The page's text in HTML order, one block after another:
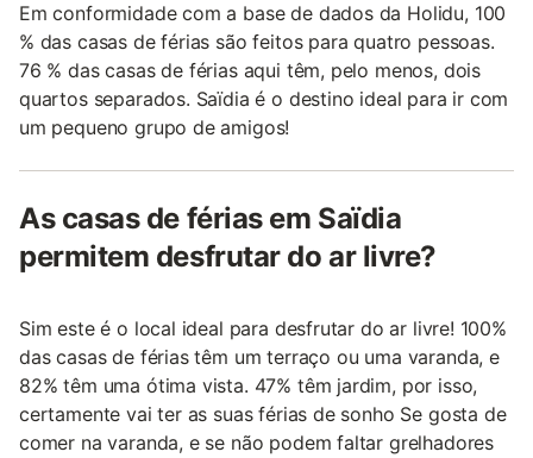
Em conformidade com a base de dados da Holidu, 100
% das casas de férias são feitos para quatro pessoas.
76 % das casas de férias aqui têm, pelo menos, dois
quartos separados. Saïdia é o destino ideal para ir com
um pequeno grupo de amigos!
As casas de férias em Saïdia
permitem desfrutar do ar livre?
Sim este é o local ideal para desfrutar do ar livre! 100%
das casas de férias têm um terraço ou uma varanda, e
82% têm uma ótima vista. 47% têm jardim, por isso,
certamente vai ter as suas férias de sonho Se gosta de
comer na varanda, e se não podem faltar grelhadores